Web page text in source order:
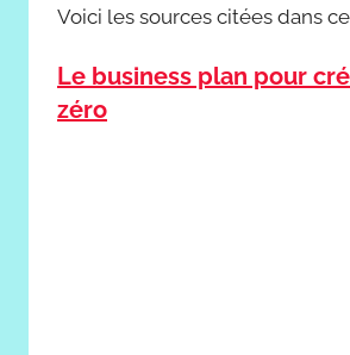
Voici les sources citées dans
Le business plan pour
zéro